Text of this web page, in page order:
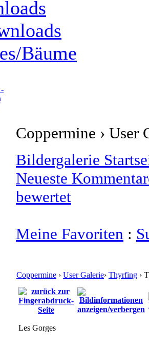
Bäume
Coppermine ›
Bildergalerie
Neueste
bewertet
Meine Favoriten :
Coppermine › User Galerie› Thyrfing ›
Les Gorges